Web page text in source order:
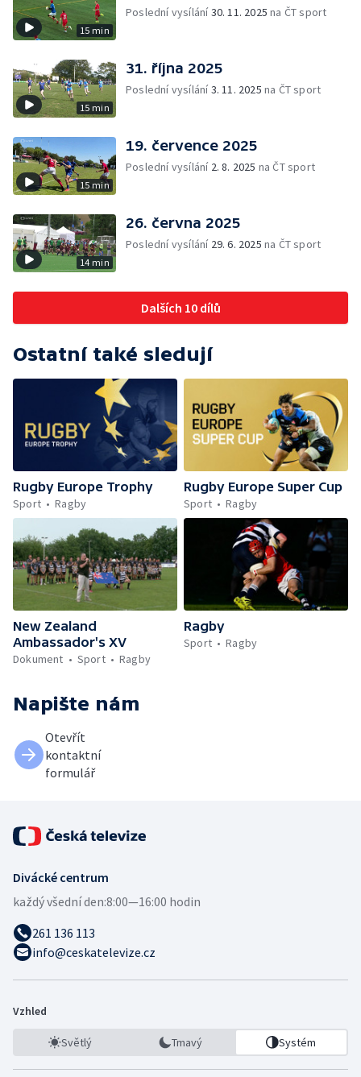
15 min
Poslední vysílání30. 11. 2025 na ČT sport
15 min
31. října 2025
Poslední vysílání3. 11. 2025 na ČT sport
15 min
19. července 2025
Poslední vysílání 2. 8. 2025 na ČT sport
14 min
26. června 2025
Poslední vysílání 29. 6. 2025 na ČT sport
Dalších 10 dílů
Ostatní také sledují
Rugby Europe Trophy
Sport
Ragby
Rugby Europe Super Cup
Sport
Ragby
New Zealand
Ambassador's XV
Dokument
Sport Ragby
Ragby
Sport
Ragby
Napište nám
Otevřít
kontaktní
formulář
Divácké centrum
každý všední den:8:00—16:00 hodin
261 136 113
info@ceskatelevize.cz
Vzhled
Světlý Tmavý Systém